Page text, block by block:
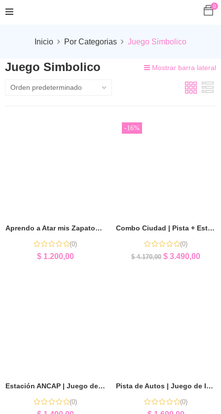
0
Inicio Por Categorias Juego Simbolico
Juego Simbolico Mostrar barra lateral
Aprendo a Atar mis Zapatos | Autonomía y Motricidad Fina
(0)
$1.200,00
-16%
Combo Ciudad | Pista + Estación ANCAP + Taller Mecánico
(0)
$4.170,00 $ 3.490,00
Estación ANCAP | Juego de Imaginación y Diversión
(0)
Pista de Autos | Juego de Imaginación y Ciudad
(0)